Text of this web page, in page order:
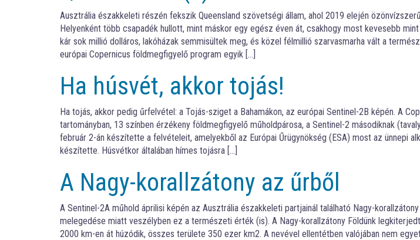
Ausztrália északkeleti részén fekszik Queensland szövetségi állam, ahol 2019 elején
Helyenként több csapadék hullott, mint máskor egy egész éven át, csakhogy most kevesebb
kár sok millió dolláros, lakóházak semmisültek meg, és közel félmillió szarvasmarha vált a
európai Copernicus földmegfigyelő program egyik […]
Ha húsvét, akkor tojás!
Ha tojás, akkor pedig űrfelvétel: a Tojás-sziget a Bahamákon, az európai Sentinel-2B képén. A
tartományban, 13 színben érzékeny földmegfigyelő műholdpárosa, a Sentinel-2 másodiknak
február 2-án készítette a felvételeit, amelyekből az Európai Űrügynökség (ESA) most az ünnepi
készítette. Húsvétkor általában hímes tojásra […]
A Nagy-korallzátony az űrből
A Sentinel-2A műhold áprilisi képén az Ausztrália északkeleti partjainál található Nagy-
melegedése miatt veszélyben ez a természeti érték (is). A Nagy-korallzátony Földünk
2000 km-en át húzódik, összes területe 350 ezer km2. A nevével ellentétben valójában nem